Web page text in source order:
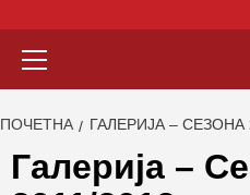
ПОЧЕТНА ГАЛЕРИЈА – СЕЗОНА
Галерија –